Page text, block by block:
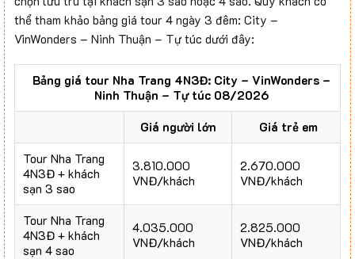
thể tham khảo bảng giá tour 4 ngày 3 đêm: City –
VinWonders – Ninh Thuận – Tự túc dưới đây:
Bảng giá tour Nha Trang 4N3Đ: City – VinWonders –
Ninh Thuận – Tự túc 08/2026
Giá người lớn
Giá trẻ em
Tour Nha Trang
4N3Đ + khách
sạn 3 sao
3.810.000
VNĐ/khách
2.670.000
VNĐ/khách
Tour Nha Trang
4N3Đ + khách
sạn 4 sao
4.035.000
VNĐ/khách
2.825.000
VNĐ/khách